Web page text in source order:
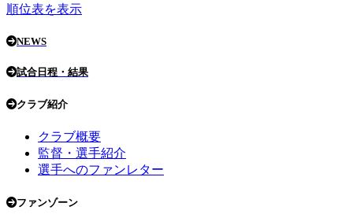
順位表を表示
NEWS
試合日程・結果
クラブ紹介
クラブ概要
監督・選手紹介
選手へのファンレター
ファンゾーン